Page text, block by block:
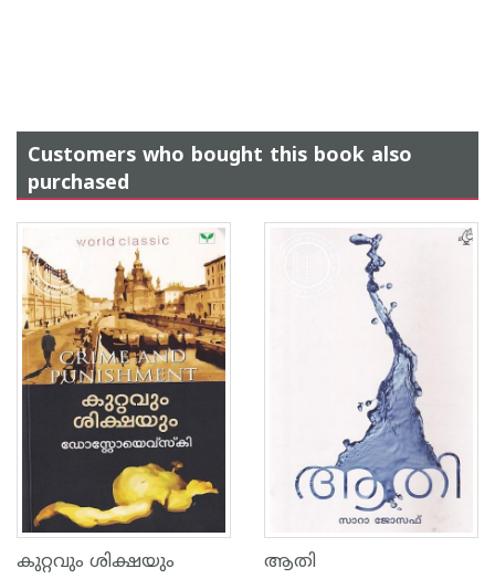
Customers who bought this book also
purchased
കുറ്റവും ശിക്ഷയും ആതി